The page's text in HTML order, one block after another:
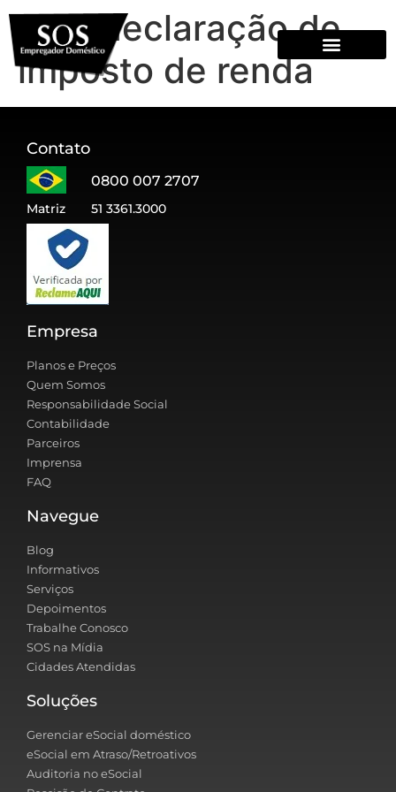
Tag:declaração de
imposto de renda
Contato
0800 007 2707
Matriz 51 3361.3000
Empresa
Planos e Preços
Quem Somos
Responsabilidade Social
Contabilidade
Parceiros
Imprensa
FAQ
Navegue
Blog
Informativos
Serviços
Depoimentos
Trabalhe Conosco
SOS na Mídia
Cidades Atendidas
Soluções
Gerenciar eSocial doméstico
eSocial em Atraso/Retroativos
Auditoria no eSocial